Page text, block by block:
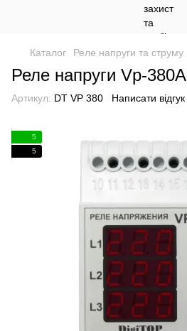
Каталог Реле напруги та струму
Реле напруги Vp-380A
Артикул: DT VP 380 Написати відгук
5
5